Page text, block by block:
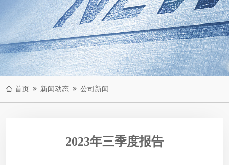
首页 新闻动态 公司新闻
2023年三季度报告